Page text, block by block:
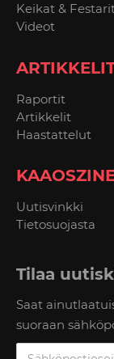
Keikat &
Videot
Raportit
Artikkelit
Haastattelut
Uutisvinkki
Tietosuojasta
Tilaa
Saat
suoraan